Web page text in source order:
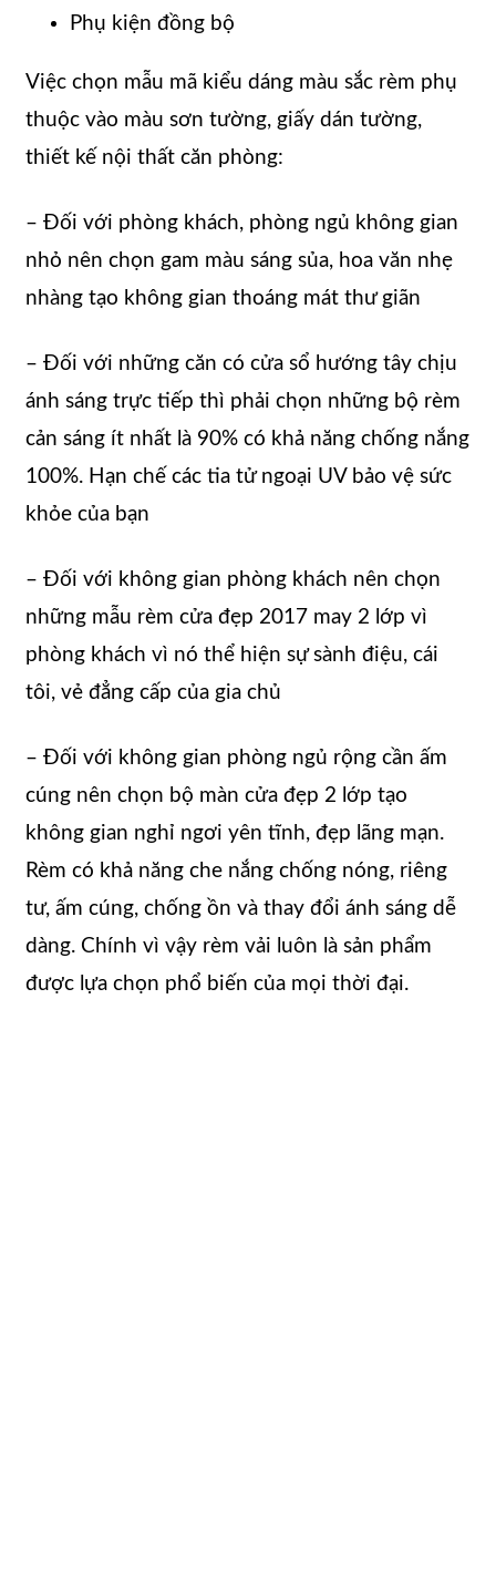
Phụ kiện đồng bộ
Việc chọn mẫu mã kiểu dáng màu sắc rèm phụ
thuộc vào màu sơn tường, giấy dán tường,
thiết kế nội thất căn phòng:
– Đối với phòng khách, phòng ngủ không gian
nhỏ nên chọn gam màu sáng sủa, hoa văn nhẹ
nhàng tạo không gian thoáng mát thư giãn
– Đối với những căn có cửa sổ hướng tây chịu
ánh sáng trực tiếp thì phải chọn những bộ rèm
cản sáng ít nhất là 90% có khả năng chống nắng
100%. Hạn chế các tia tử ngoại UV bảo vệ sức
khỏe của bạn
– Đối với không gian phòng khách nên chọn
những mẫu rèm cửa đẹp 2017 may 2 lớp vì
phòng khách vì nó thể hiện sự sành điệu, cái
tôi, vẻ đẳng cấp của gia chủ
– Đối với không gian phòng ngủ rộng cần ấm
cúng nên chọn bộ màn cửa đẹp 2 lớp tạo
không gian nghỉ ngơi yên tĩnh, đẹp lãng mạn.
Rèm có khả năng che nắng chống nóng, riêng
tư, ấm cúng, chống ồn và thay đổi ánh sáng dễ
dàng. Chính vì vậy rèm vải luôn là sản phẩm
được lựa chọn phổ biến của mọi thời đại.